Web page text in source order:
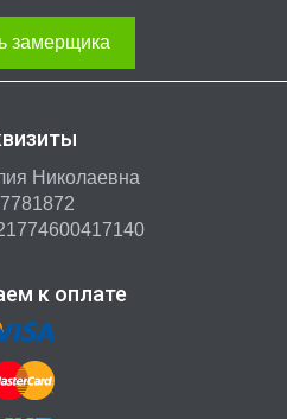
замерщика
Николаевна
к оплате